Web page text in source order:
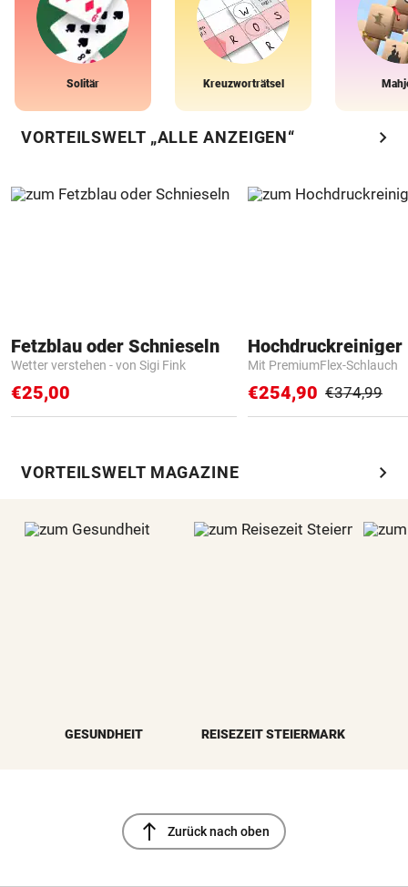
Solitär Kreuzworträtsel
VORTEILSWELT „ALLE ANZEIGEN“ chevron_right
Fetzblau oder Schnieseln
Wetter verstehen - von Sigi Fink
€25,00
Hochdruckreiniger
Mit PremiumFlex-Schlauch
€254,90 €374,99
VORTEILSWELT MAGAZINE chevron_right
GESUNDHEIT REISEZEIT STEIERMARK
north Zurück nach oben